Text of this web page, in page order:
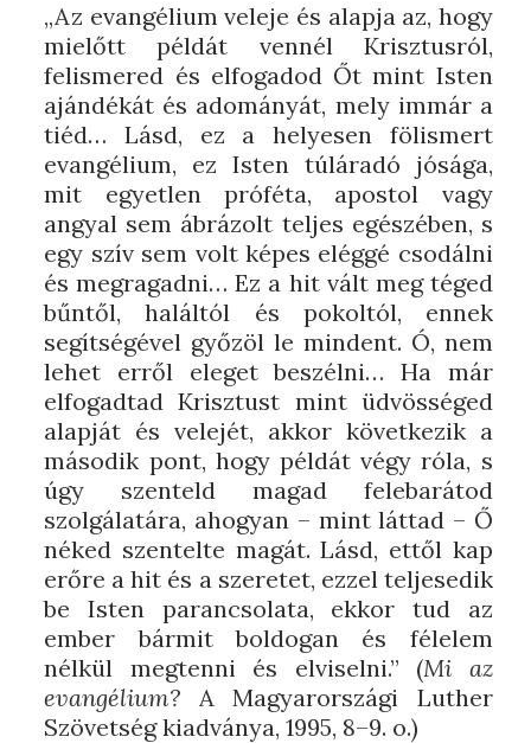
„Az evangélium veleje és alapja az, hogy
mielőtt példát vennél Krisztusról,
felismered és elfogadod Őt mint Isten
ajándékát és adományát, mely immár a
tiéd… Lásd, ez a helyesen fölismert
evangélium, ez Isten túláradó jósága,
mit egyetlen próféta, apostol vagy
angyal sem ábrázolt teljes egészében, s
egy szív sem volt képes eléggé csodálni
és megragadni… Ez a hit vált meg téged
bűntől, haláltól és pokoltól, ennek
segítségével győzöl le mindent. Ó, nem
lehet erről eleget beszélni… Ha már
elfogadtad Krisztust mint üdvösséged
alapját és velejét, akkor következik a
második pont, hogy példát végy róla, s
úgy szenteld magad felebarátod
szolgálatára, ahogyan – mint láttad – Ő
néked szentelte magát. Lásd, ettől kap
erőre a hit és a szeretet, ezzel teljesedik
be Isten parancsolata, ekkor tud az
ember bármit boldogan és félelem
nélkül megtenni és elviselni.” (Mi az
evangélium? A Magyarországi Luther
Szövetség kiadványa, 1995, 8–9. o.)